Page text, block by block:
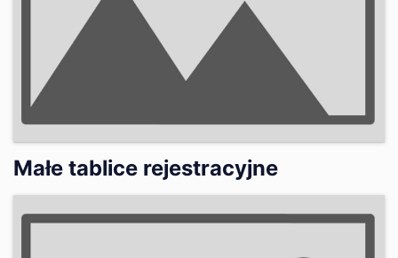
Małe tablice rejestracyjne